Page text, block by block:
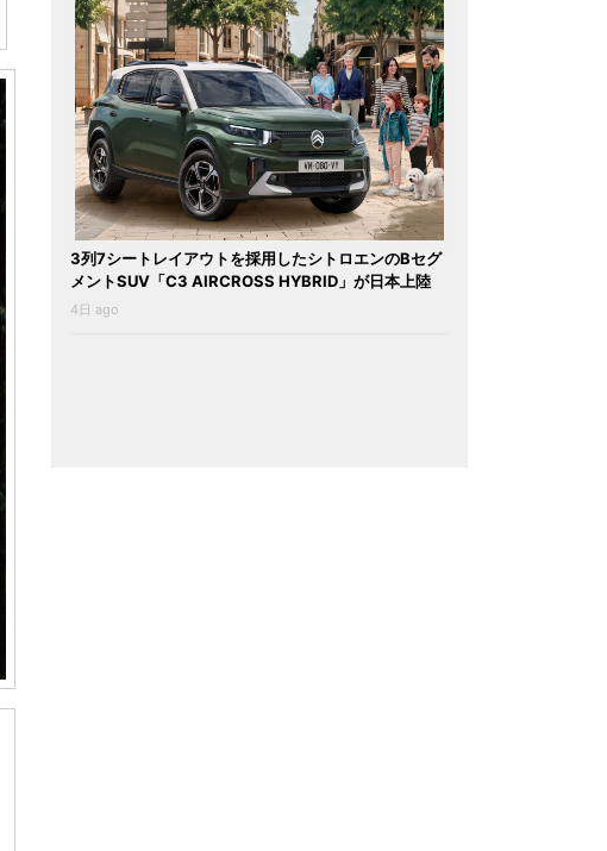
3列7シートレイアウトを採用したシトロエンのBセグ
メントSUV「C3 AIRCROSS HYBRID」が日本上陸
4日 ago